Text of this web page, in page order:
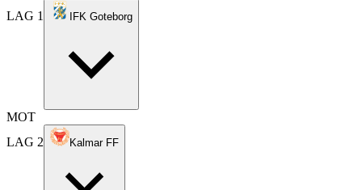
LAG 1 IFK Goteborg
MOT
LAG 2
Kalmar FF